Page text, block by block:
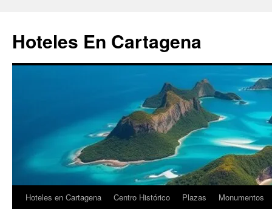
contenido
Hoteles En Cartagena
Hoteles en Cartagena Centro Histórico Plazas Monumentos